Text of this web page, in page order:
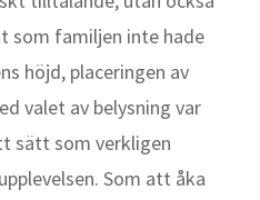
som familjen inte hade
höjd, placeringen av
valet av belysning var
sätt som verkligen
Som att åka